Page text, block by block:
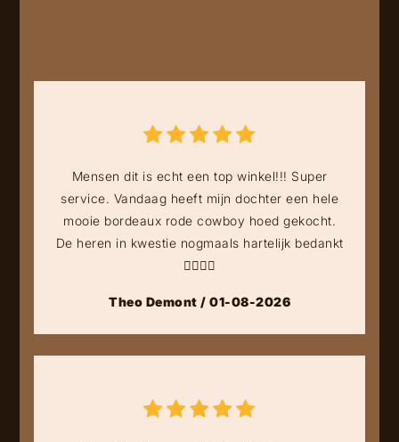
Mensen dit is echt een top winkel!!! Super
service. Vandaag heeft mijn dochter een hele
mooie bordeaux rode cowboy hoed gekocht.
De heren in kwestie nogmaals hartelijk bedankt
👍🏻👍🏻
Theo Demont / 01-08-2026